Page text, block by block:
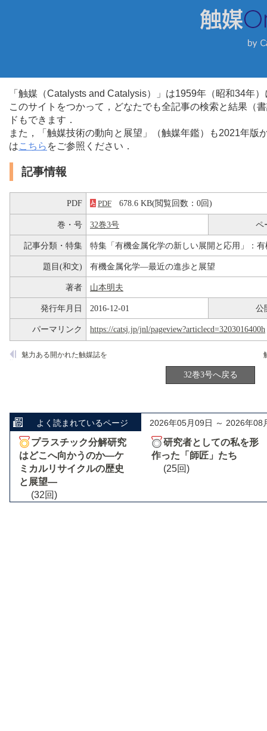
「触媒（Catalysts and Catalysis）」は1959年（昭和34年
このサイトをつかって，どなたでも全記事の検索と結果（
ドもできます．
また，「触媒技術の動向と展望」（触媒年鑑）も2021年
はこちら をご参照ください．
記事情報
PDF PDF 678.6 KB(閲覧回数：0回)
巻・号 32巻3号 ペ
記事分類・特集 特集「有機金属化学の新しい展開と応用」：
題目(和文) 有機金属化学―最近の進歩と展望
著者 山本明夫
発行年月日 2016-12-01 公
パーマリンク https://catsj.jp/jnl/pageview?articlecd=3203016400h
魅力ある開かれた触媒誌を
32巻3号へ戻る
よく読まれているページ 2026年05月09日 ～ 2026年08
プラスチック分解研究
はどこへ向かうのか―ケ
ミカルリサイクルの歴史
と展望―
(32回)
研究者としての私を形
作った「師匠」たち
(25回)